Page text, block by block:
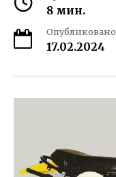
8 мин.
Опубликовано
17.02.2024